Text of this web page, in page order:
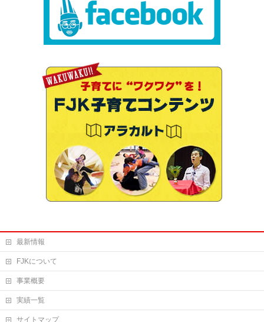
最新情報
FJKについて
事業概要
実績一覧
サイトマップ